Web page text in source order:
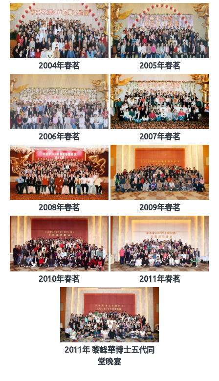
2004年春茗 2005年春茗
2006年春茗 2007年春茗
2008年春茗 2009年春茗
2010年春茗 2011年春茗
2011年 黎峰華博士五代同
堂晚宴